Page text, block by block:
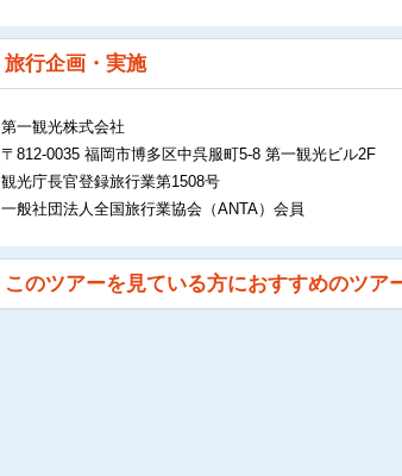
旅行企画・実施
第一観光株式会社
〒812-0035 福岡市博多区中呉服町5-8 第一観光ビル2F
観光庁長官登録旅行業第1508号
一般社団法人全国旅行業協会（ANTA）会員
このツアーを見ている方におすすめのツア